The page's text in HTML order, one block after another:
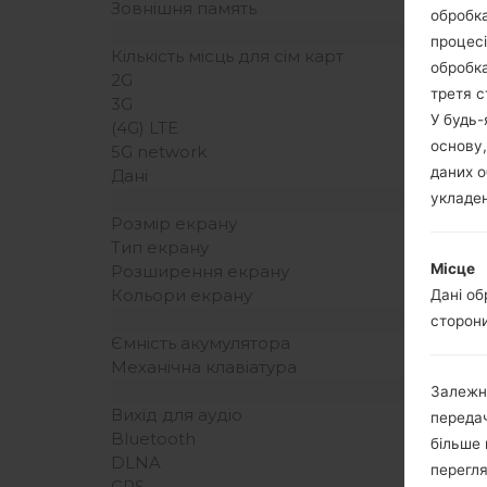
Зовнішня память
Кількість місць для сім карт
2G
3G
(4G) LTE
5G network
Дані
Розмір екрану
Тип екрану
Розширення екрану
Кольори екрану
Ємність акумулятора
Механічна клавіатура
Вихід для аудіо
Bluetooth
DLNA
третя
У будь-
даних
Місце
Дані
більше